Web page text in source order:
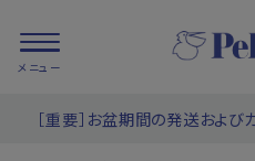
［重要］お盆期間の発送および